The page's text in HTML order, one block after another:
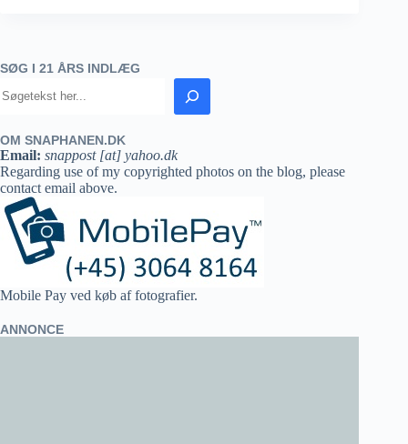
SØG I 21 ÅRS INDLÆG
OM SNAPHANEN.DK
Email: snappost [at] yahoo.dk
Regarding use of my copyrighted photos on the blog, please
contact email above.
Mobile Pay ved køb af fotografier.
ANNONCE